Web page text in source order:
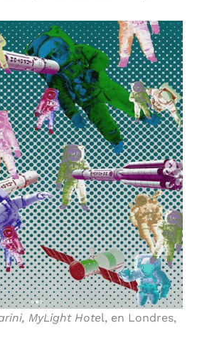
MyLight Hotel, en Londres,